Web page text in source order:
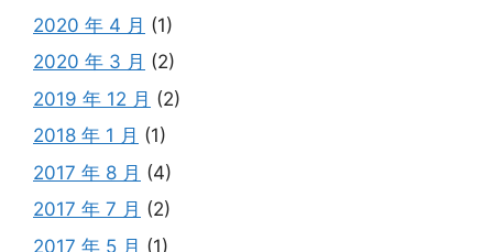
2020 年 4 月 (1)
2020 年 3 月 (2)
2019 年 12 月 (2)
2018 年 1 月 (1)
2017 年 8 月 (4)
2017 年 7 月 (2)
2017 年 5 月 (1)